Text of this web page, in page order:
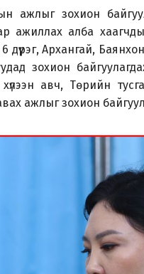
ажлыг зохион
ажиллах алба
Архангай,
зохион
авч, Төрийн
ажлыг зохион